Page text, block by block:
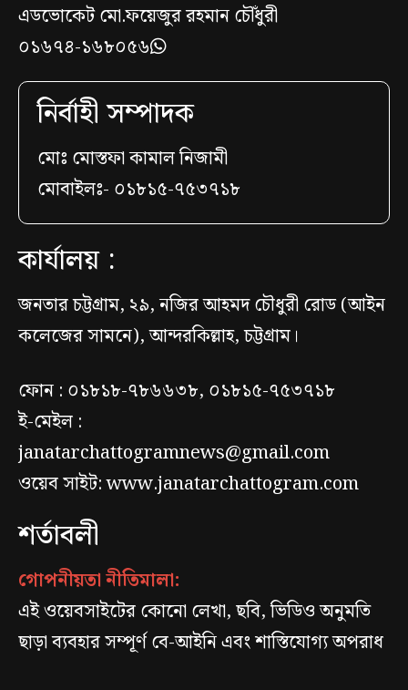
এডভোকেট মো.ফয়েজুর রহমান চৌঁধুরী
০১৬৭৪-১৬৮০৫৬
নির্বাহী সম্পাদক
মোঃ মোস্তফা কামাল নিজামী
মোবাইলঃ- ০১৮১৫-৭৫৩৭১৮
কার্যালয় :
জনতার চট্টগ্রাম, ২৯, নজির আহমদ চৌধুরী রোড (আইন
কলেজের সামনে), আন্দরকিল্লাহ, চট্টগ্রাম।
ফোন : ০১৮১৮-৭৮৬৬৩৮, ০১৮১৫-৭৫৩৭১৮
ই-মেইল :
janatarchattogramnews@gmail.com
ওয়েব সাইট: www.janatarchattogram.com
শর্তাবলী
গোপনীয়তা নীতিমালা:
এই ওয়েবসাইটের কোনো লেখা, ছবি, ভিডিও অনুমতি
ছাড়া ব্যবহার সম্পূর্ণ বে-আইনি এবং শাস্তিযোগ্য অপরাধ